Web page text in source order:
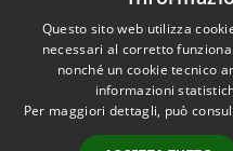
Accessibilità
Questo sito web utilizza
necessari al corretto
nonché un cookie tecnico
informazioni
Per maggiori dettagli, può